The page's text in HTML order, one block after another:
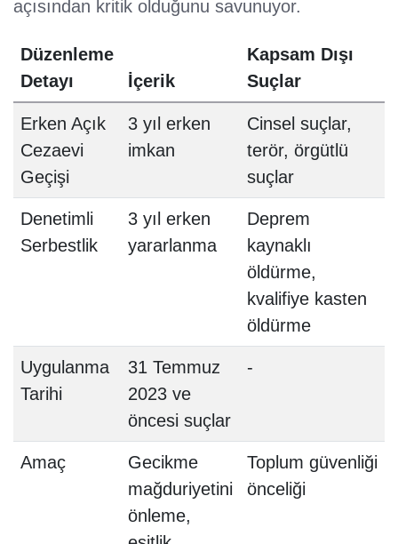
açısından kritik olduğunu savunuyor.
Düzenleme
Detayı
İçerik
Kapsam Dışı
Suçlar
Erken Açık
Cezaevi
Geçişi
3 yıl erken
imkan
Cinsel suçlar,
terör, örgütlü
suçlar
Denetimli
Serbestlik
3 yıl erken
yararlanma
Deprem
kaynaklı
öldürme,
kvalifiye kasten
öldürme
Uygulanma
Tarihi
31 Temmuz
2023 ve
öncesi suçlar
-
Amaç
Gecikme
mağduriyetini
önleme,
Toplum güvenliği
önceliği